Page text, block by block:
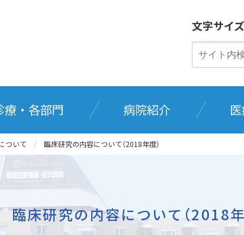
文字サイズ
療・各部門 病院紹介
ついて 臨床研究の内容について（2018年度）
臨床研究の内容について（2018年